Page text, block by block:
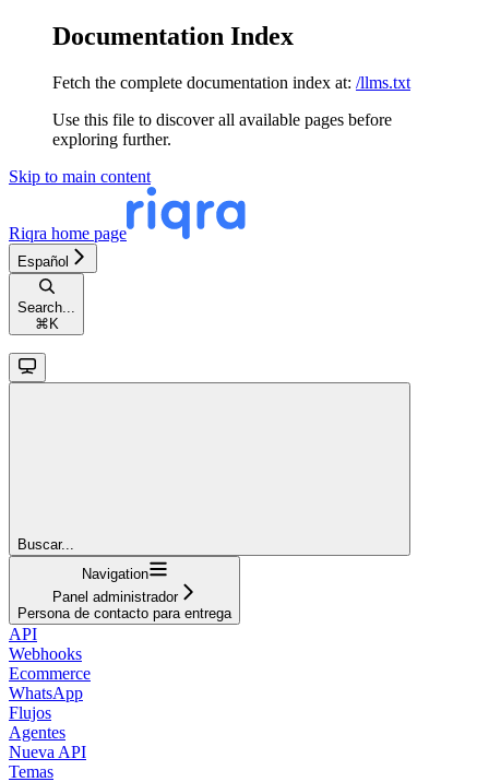
Documentation Index
Fetch the complete documentation index at: /llms.txt
Use this file to discover all available pages before
exploring further.
Skip to main content
Riqra home page
Español
Search...
⌘ K
Buscar...
Navigation
Panel administrador
Persona de contacto para entrega
API
Webhooks
Ecommerce
WhatsApp
Flujos
Agentes
Nueva API
Temas